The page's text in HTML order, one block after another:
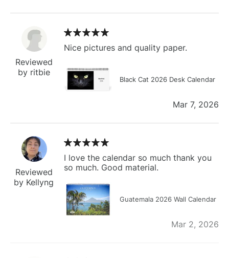
Reviewed
by ritbie
Nice pictures and quality paper.
Black Cat 2026 Desk Calendar
Mar 7, 2026
Reviewed
by Kellyng
I love the calendar so much thank you
so much. Good material.
Guatemala 2026 Wall Calendar
Mar 2, 2026